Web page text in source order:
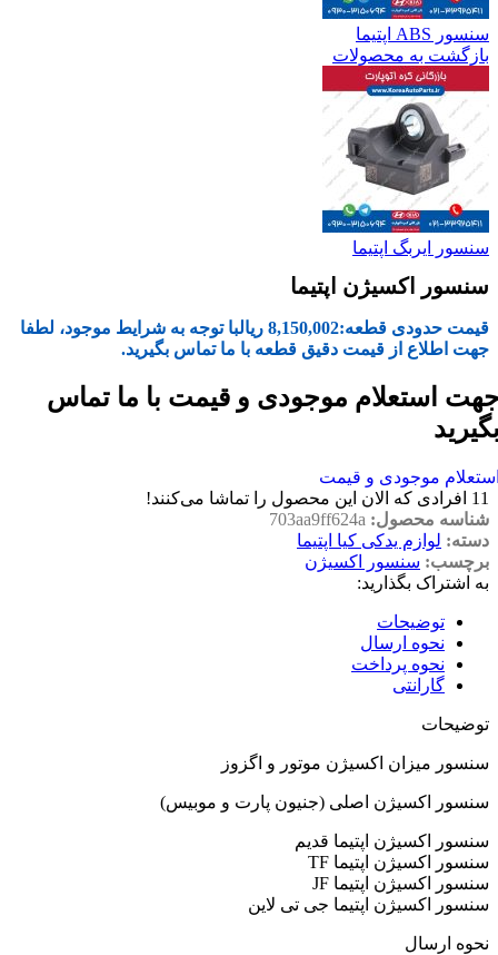
سنسور ABS اپتیما
بازگشت به محصولات
سنسور ایربگ اپتیما
سنسور اکسیژن اپتیما
قیمت حدودی قطعه:8,150,002 ریالبا توجه به شرایط موجود، لطفا
جهت اطلاع از قیمت دقیق قطعه با ما تماس بگیرید.
استعلام موجودی و قیمت با ما تماس
موجودی و قیمت
11 افرادی که الان این محصول را تماشا می‌کنند!
شناسه محصول: 703aa9ff624a
دسته: لوازم یدکی کیا اپتیما
برچسب: سنسور اکسیژن
به اشتراک بگذارید:
توضیحات
نحوه ارسال
نحوه پرداخت
گارانتی
توضیحات
سنسور میزان اکسیژن موتور و اگزوز
سنسور اکسیژن اصلی (جنیون پارت و موبیس)
سنسور اکسیژن اپتیما قدیم
سنسور اکسیژن اپتیما TF
سنسور اکسیژن اپتیما JF
سنسور اکسیژن اپتیما جی تی لاین
نحوه ارسال